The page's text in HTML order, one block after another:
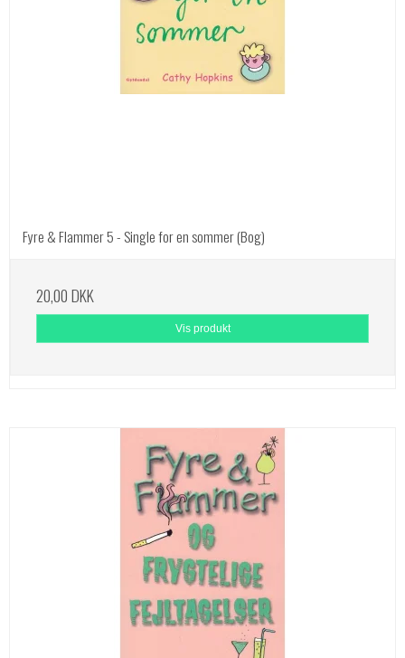
Fyre & Flammer 5 - Single for en sommer (Bog)
20,00 DKK
Vis produkt